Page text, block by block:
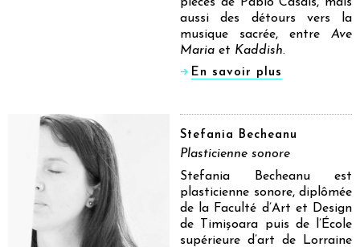
pièces de Pablo Casals, mais
aussi des détours vers la
musique sacrée, entre Ave
Maria et Kaddish.
En savoir plus
Stefania Becheanu
Plasticienne sonore
Stefania Becheanu est
plasticienne sonore, diplômée
de la Faculté d’Art et Design
de Timișoara puis de l’École
supérieure d’art de Lorraine